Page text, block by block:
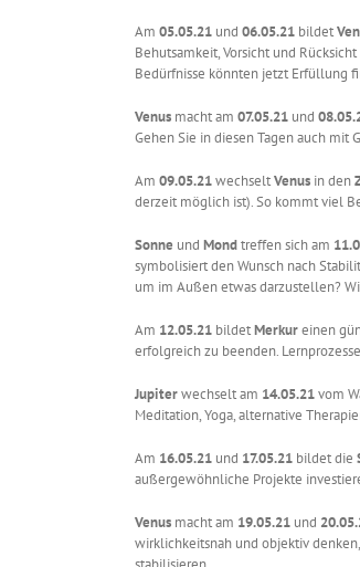
Am 05.05.21 und 06.05.21 bildet
Behutsamkeit, Vorsicht und
Bedürfnisse könnten jetzt Erfüllung
Venus macht am 07.05.21 und
Gehen Sie in diesen Tagen auch mit
Am 09.05.21wechseltVenus in den
derzeit möglich ist). So kommt viel
Sonne und Mondtreffen sich am
symbolisiert den Wunsch nach
um im Außen etwas darzustellen?
Am 12.05.21 bildetMerkureinen
erfolgreich zu beenden.
Jupiterwechselt am 14.05.21vom
Meditation, Yoga, alternative
Am 16.05.21 und 17.05.21 bildet die
außergewöhnliche Projekte
Venus macht am 19.05.21 und
wirklichkeitsnah und objektiv